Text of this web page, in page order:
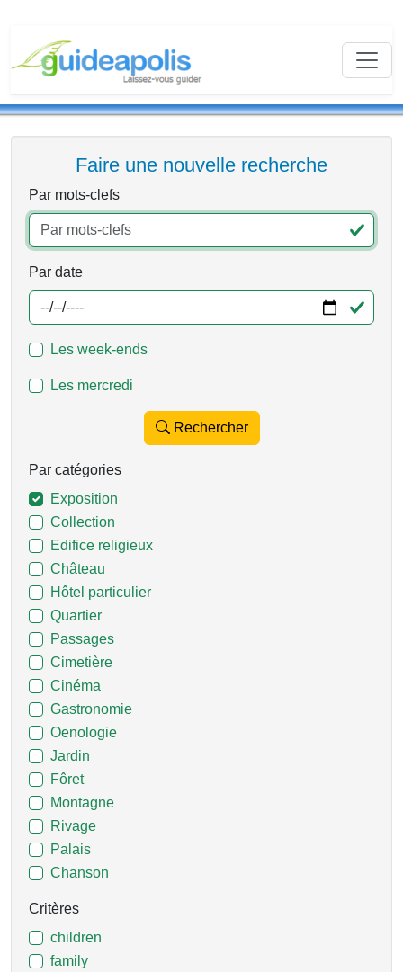
Faire une nouvelle recherche
Par mots-clefs
Par date
Les week-ends
Les mercredi
Rechercher
Par catégories
Exposition
Collection
Edifice religieux
Château
Hôtel particulier
Quartier
Passages
Cimetière
Cinéma
Gastronomie
Oenologie
Jardin
Fôret
Montagne
Rivage
Palais
Chanson
Critères
children
family